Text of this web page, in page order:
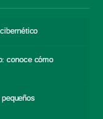
conoce cómo